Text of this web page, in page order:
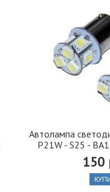
Автолампа
P21W - S25 -
150